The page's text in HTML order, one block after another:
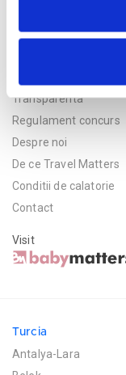
Transparenta
Regulament concurs
Despre noi
De ce Travel Matters
Conditii de calatorie
Contact
Visit
Turcia
Antalya-Lara